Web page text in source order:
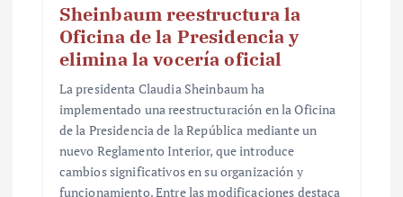
Sheinbaum reestructura la
Oficina de la Presidencia y
elimina la vocería oficial
La presidenta Claudia Sheinbaum ha
implementado una reestructuración en la Oficina
de la Presidencia de la República mediante un
nuevo Reglamento Interior, que introduce
cambios significativos en su organización y
funcionamiento. Entre las modificaciones destaca